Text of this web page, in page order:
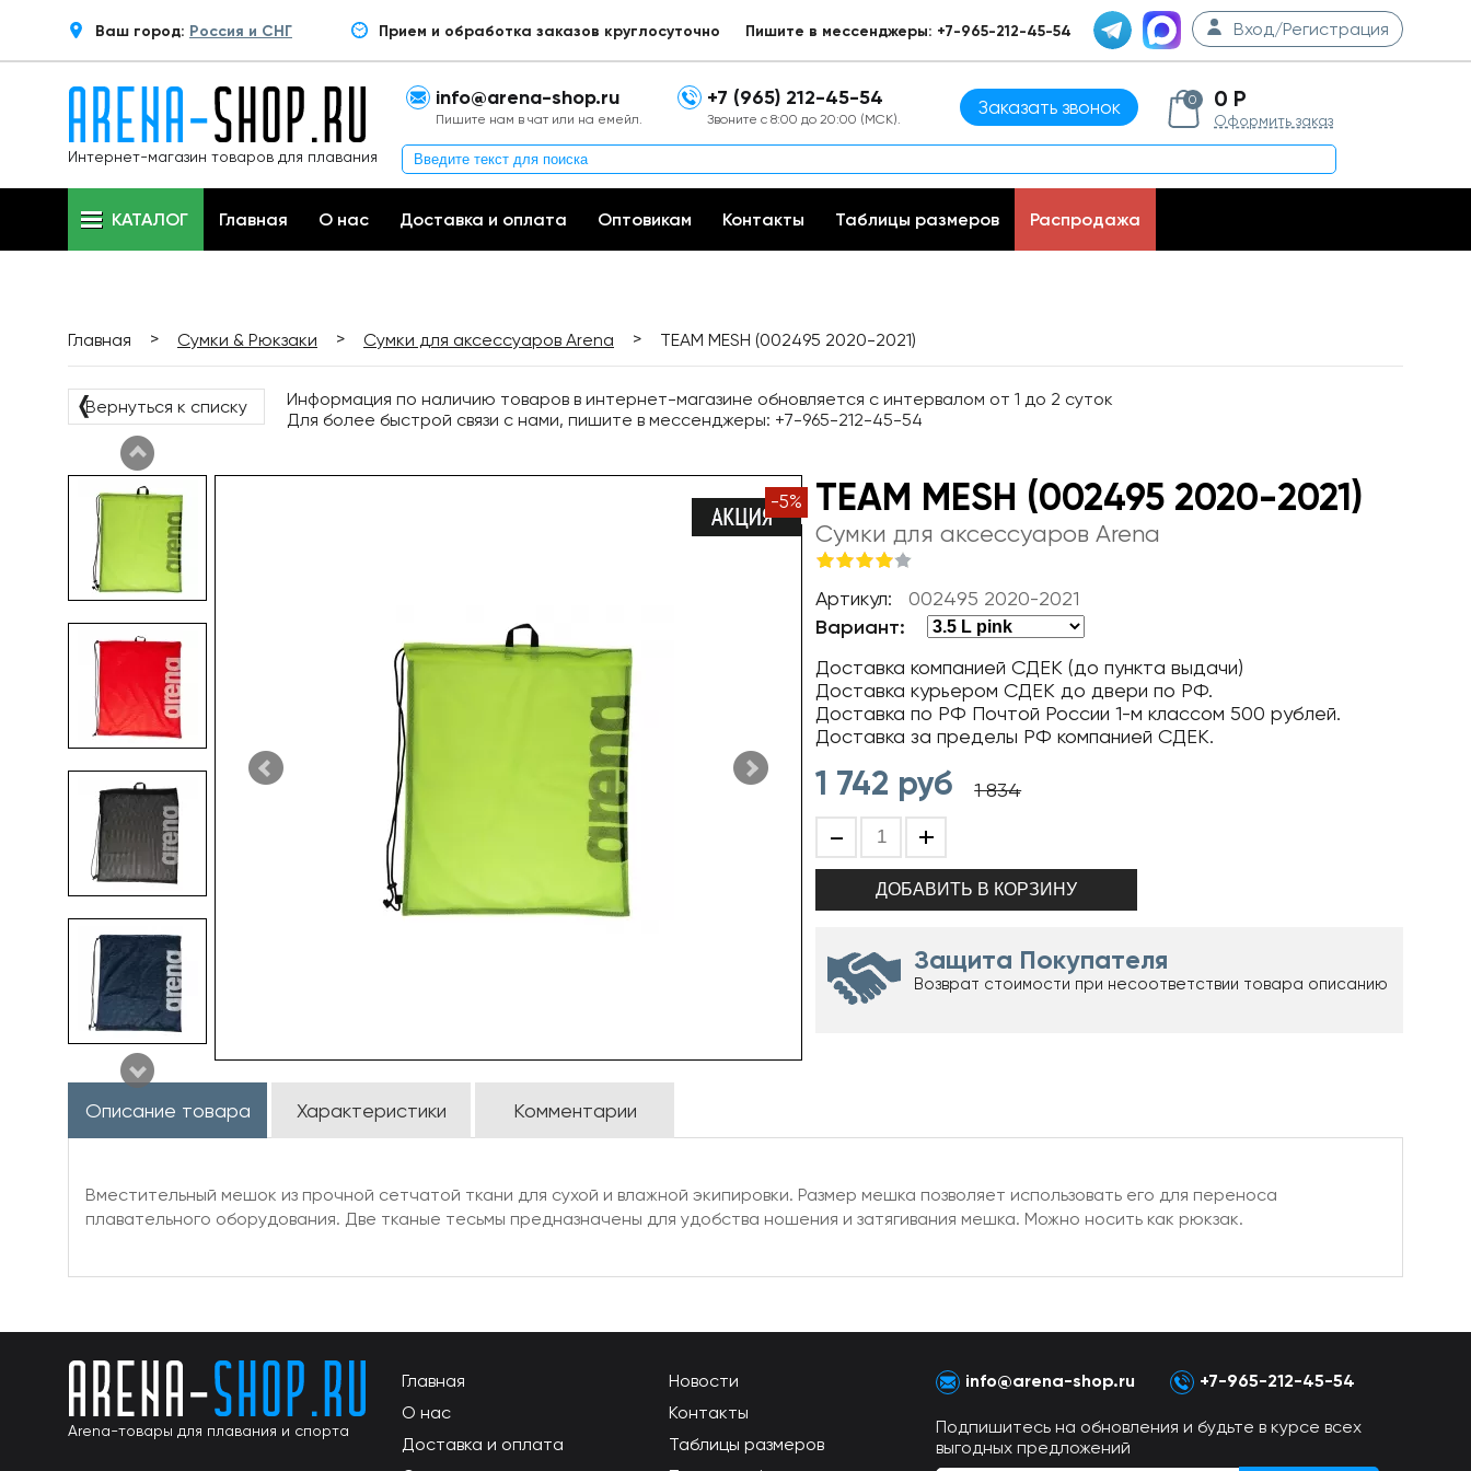
Ваш город: Россия и СНГ Прием и обработка заказов круглосуточно Пишите в мессенджеры: +7-965-212-45-54 Вход/Регистрация
Интернет-магазин товаров для плавания
info@arena-shop.ru
Пишите нам в чат или на емейл.
+7 (965) 212-45-54
Звоните с 8:00 до 20:00 (МСК).
Заказать звонок 0 0 Р
Оформить заказ
КАТАЛОГ Главная О нас Доставка и оплата Оптовикам Контакты Таблицы размеров Распродажа
Главная > Сумки & Рюкзаки > Сумки для аксессуаров Arena > TEAM MESH (002495 2020-2021)
❬Вернуться к списку
Информация по наличию товаров в интернет-магазине обновляется с интервалом от 1 до 2 суток
Для более быстрой связи с нами, пишите в мессенджеры: +7-965-212-45-54
-5% TEAM MESH (002495 2020-2021)
Сумки для аксессуаров Arena
Артикул: 002495 2020-2021
Вариант:
Доставка компанией СДЕК (до пункта выдачи)
Доставка курьером СДЕК до двери по РФ.
Доставка по РФ Почтой России 1-м классом 500 рублей.
Доставка за пределы РФ компанией СДЕК.
1 742 руб 1 834
- +
Защита Покупателя
Возврат стоимости при несоответствии товара описанию
Описание товара Характеристики Комментарии
Вместительный мешок из прочной сетчатой ткани для сухой и влажной экипировки. Размер мешка позволяет использовать его для переноса
плавательного оборудования. Две тканые тесьмы предназначены для удобства ношения и затягивания мешка. Можно носить как рюкзак.
Arena-товары для плавания и спорта
Главная
О нас
Доставка и оплата
Новости
Контакты
Таблицы размеров
info@arena-shop.ru +7-965-212-45-54
Подпишитесь на обновления и будьте в курсе всех
выгодных предложений